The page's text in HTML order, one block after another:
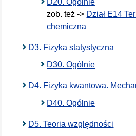
D20. Ogólnie
zob. też -> Dział E14
chemiczna
D3. Fizyka statystyczna
D30. Ogólnie
D4. Fizyka kwantowa.
D40. Ogólnie
D5. Teoria względności